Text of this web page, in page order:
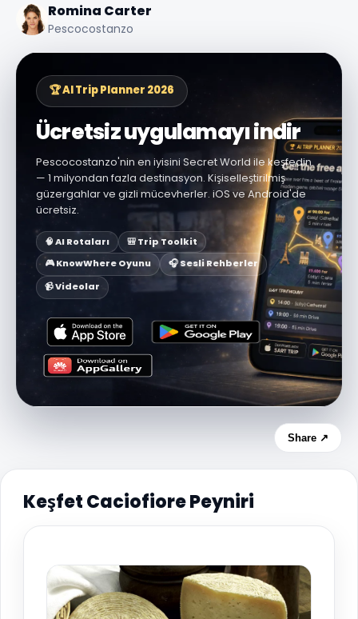
Romina Carter
Pescocostanzo
🏆 AI Trip Planner 2026
Ücretsiz uygulamayı indir
Pescocostanzo'nin en iyisini Secret World ile keşfedin
— 1 milyondan fazla destinasyon. Kişiselleştirilmiş
güzergahlar ve gizli mücevherler. iOS ve Android'de
ücretsiz.
🧠 AI Rotaları
🎒 Trip Toolkit
🎮 KnowWhere Oyunu
🎧 Sesli Rehberler
📹 Videolar
Share ↗
Keşfet Caciofiore Peyniri